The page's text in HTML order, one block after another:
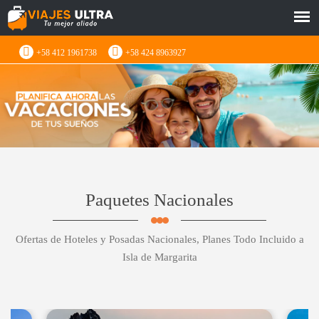
+58 412 1961738 +58 424 8963927
Paquetes Nacionales
Ofertas de Hoteles y Posadas Nacionales, Planes Todo Incluido a
Isla de Margarita